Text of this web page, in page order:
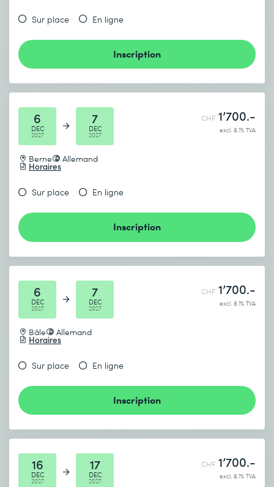
Sur place En ligne
Inscription
6
DEC
2027
7
DEC
2027
Berne Allemand
Horaires
CHF 1’700.-
excl. 8.1% TVA
Sur place En ligne
Inscription
6
DEC
2027
7
DEC
2027
Bâle Allemand
Horaires
CHF 1’700.-
excl. 8.1% TVA
Sur place En ligne
Inscription
16
DEC
2027
17
DEC
2027
CHF 1’700.-
excl. 8.1% TVA